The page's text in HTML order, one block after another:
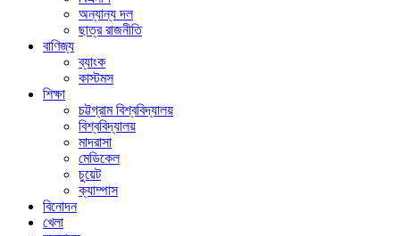
অন্যান্য দল
ছাত্র রাজনীতি
বাণিজ্য
ব্যাংক
কাস্টমস
শিক্ষা
চট্টগ্রাম বিশ্ববিদ্যালয়
বিশ্ববিদ্যালয়
মাদরাসা
মেডিকেল
চুয়েট
ক্যাম্পাস
বিনোদন
খেলা